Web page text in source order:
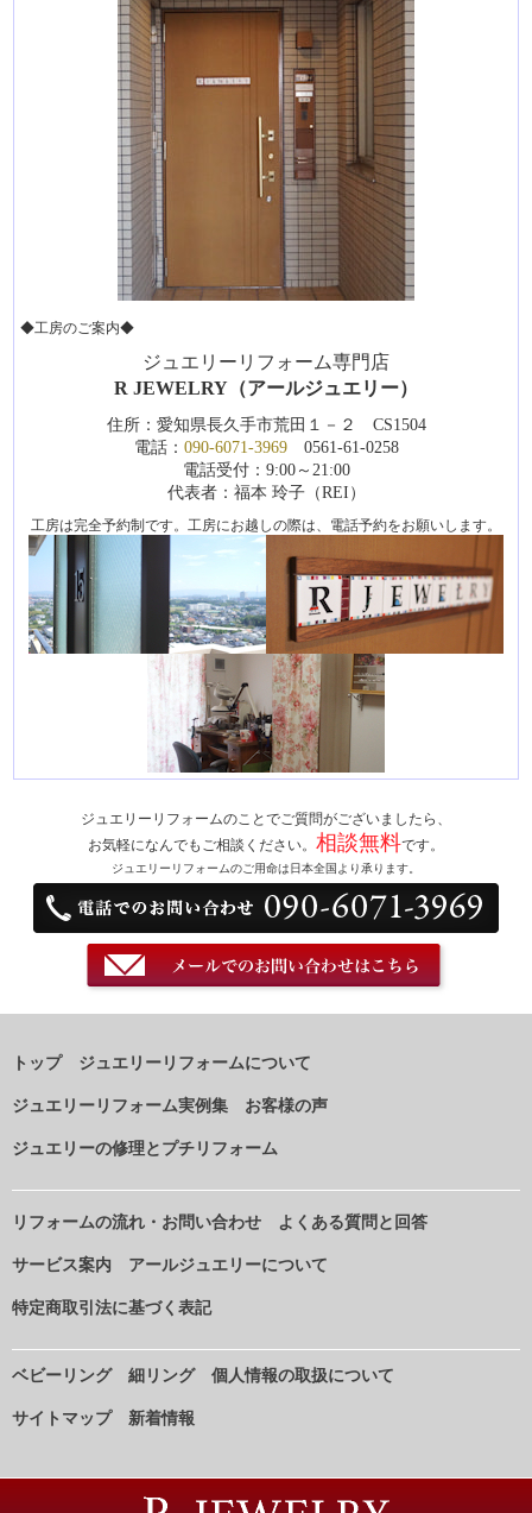
◆工房のご案内◆
ジュエリーリフォーム専門店
R JEWELRY（アールジュエリー）
住所：愛知県長久手市荒田１－２ CS1504
電話： 090-6071-39690561-61-0258
電話受付：9:00～21:00
代表者：福本 玲子（REI）
工房は完全予約制です。工房にお越しの際は、電話予約をお願いします。
ジュエリーリフォームのことでご質問がございましたら、
お気軽になんでもご相談ください。 相談無料です。
ジュエリーリフォームのご用命は日本全国より承ります。
トップ ジュエリーリフォームについて
ジュエリーリフォーム実例集 お客様の声
ジュエリーの修理とプチリフォーム
リフォームの流れ・お問い合わせ よくある質問と回答
サービス案内 アールジュエリーについて
特定商取引法に基づく表記
ベビーリング 細リング 個人情報の取扱について
サイトマップ 新着情報